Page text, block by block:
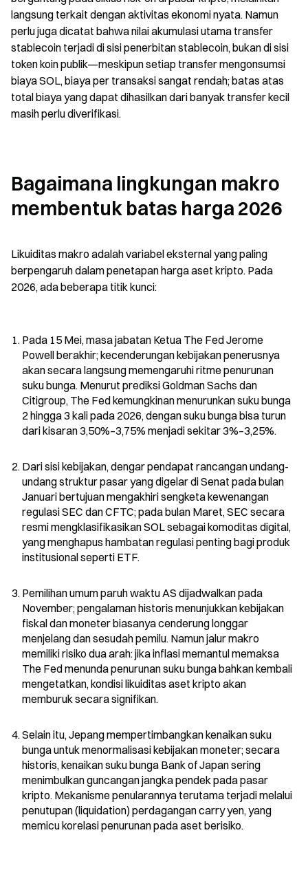
langsung terkait dengan aktivitas ekonomi nyata. Namun
perlu juga dicatat bahwa nilai akumulasi utama transfer
stablecoin terjadi di sisi penerbitan stablecoin, bukan di sisi
token koin publik—meskipun setiap transfer mengonsumsi
biaya SOL, biaya per transaksi sangat rendah; batas atas
total biaya yang dapat dihasilkan dari banyak transfer kecil
masih perlu diverifikasi.
Bagaimana lingkungan makro
membentuk batas harga 2026
Likuiditas makro adalah variabel eksternal yang paling
berpengaruh dalam penetapan harga aset kripto. Pada
2026, ada beberapa titik kunci:
Pada 15 Mei, masa jabatan Ketua The Fed Jerome
Powell berakhir; kecenderungan kebijakan penerusnya
akan secara langsung memengaruhi ritme penurunan
suku bunga. Menurut prediksi Goldman Sachs dan
Citigroup, The Fed kemungkinan menurunkan suku bunga
2 hingga 3 kali pada 2026, dengan suku bunga bisa turun
dari kisaran 3,50%–3,75% menjadi sekitar 3%–3,25%.
Dari sisi kebijakan, dengar pendapat rancangan undang-
undang struktur pasar yang digelar di Senat pada bulan
Januari bertujuan mengakhiri sengketa kewenangan
regulasi SEC dan CFTC; pada bulan Maret, SEC secara
resmi mengklasifikasikan SOL sebagai komoditas digital,
yang menghapus hambatan regulasi penting bagi produk
institusional seperti ETF.
Pemilihan umum paruh waktu AS dijadwalkan pada
November; pengalaman historis menunjukkan kebijakan
fiskal dan moneter biasanya cenderung longgar
menjelang dan sesudah pemilu. Namun jalur makro
memiliki risiko dua arah: jika inflasi memantul memaksa
The Fed menunda penurunan suku bunga bahkan kembali
mengetatkan, kondisi likuiditas aset kripto akan
memburuk secara signifikan.
Selain itu, Jepang mempertimbangkan kenaikan suku
bunga untuk menormalisasi kebijakan moneter; secara
historis, kenaikan suku bunga Bank of Japan sering
menimbulkan guncangan jangka pendek pada pasar
kripto. Mekanisme penularannya terutama terjadi melalui
penutupan (liquidation) perdagangan carry yen, yang
memicu korelasi penurunan pada aset berisiko.